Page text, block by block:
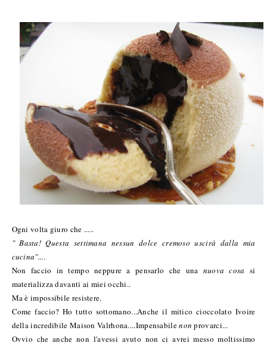
Ogni volta giuro che .....
" Basta! Questa settimana nessun dolce cremoso uscirà dalla mia
cucina"....
Non faccio in tempo neppure a pensarlo che una nuova cosa si
materializza davanti ai miei occhi..
Ma è impossibile resistere.
Come faccio? Ho tutto sottomano...Anche il mitico cioccolato Ivoire
della incredibile Maison Valrhona....Impensabilenonprovarci...
Ovvio che anche non l'avessi avuto non ci avrei messo moltissimo